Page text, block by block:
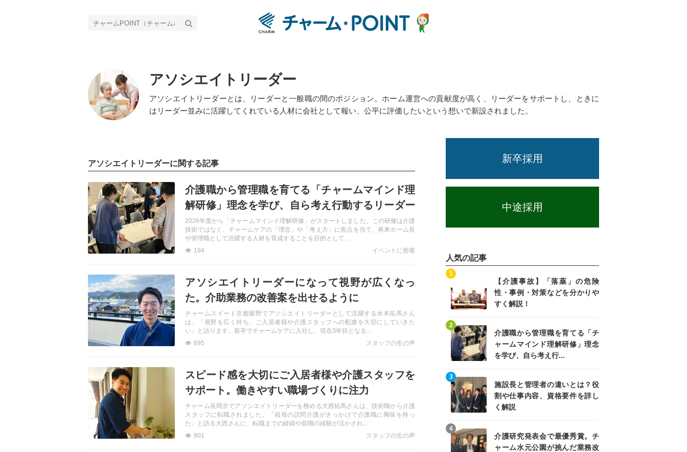
アソシエイトリーダー
アソシエイトリーダーとは、リーダーと一般職の間のポジション。ホーム運営への貢献度が高く、リーダーをサポートし、ときに
はリーダー並みに活躍してくれている人材に会社として報い、公平に評価したいという想いで新設されました。
アソシエイトリーダーに関する記事
介護職から管理職を育てる「チャームマインド理
解研修」理念を学び、自ら考え行動するリーダー
へ
2026年度から「チャームマインド理解研修」がスタートしました。この研修は介護
技術ではなく、チャームケアの「理念」や「考え方」に焦点を当て、将来ホーム長
や管理職として活躍する人材を育成することを目的として...
194
イベントに密着
アソシエイトリーダーになって視野が広くなっ
た。介助業務の改善案を出せるように
チャームスイート京都紫野でアソシエイトリーダーとして活躍する水本拓馬さん
は、「視野を広く持ち、ご入居者様や介護スタッフへの配慮を大切にしていきた
い」と語ります。新卒でチャームケアに入社し、現在3年目となる...
695
スタッフの生の声
スピード感を大切にご入居者様や介護スタッフを
サポート。働きやすい職場づくりに注力
チャーム長岡京でアソシエイトリーダーを務める大西祐馬さんは、技術職から介護
スタッフに転職されました。「祖母の訪問介護がきっかけで介護職に興味を持っ
た」と語る大西さんに、転職までの経緯や前職の経験が活かされ...
901
スタッフの生の声
新卒採用
中途採用
人気の記事
【介護事故】「落薬」の危険
性・事例・対策などを分かりや
すく解説！
1
介護職から管理職を育てる「チ
ャームマインド理解研修」理念
を学び、自ら考え行...
2
記事を読む
施設長と管理者の違いとは？役
割や仕事内容、資格要件を詳し
く解説
3
記事を読む
介護研究発表会で最優秀賞。チ
ャーム水元公園が挑んだ業務改
4